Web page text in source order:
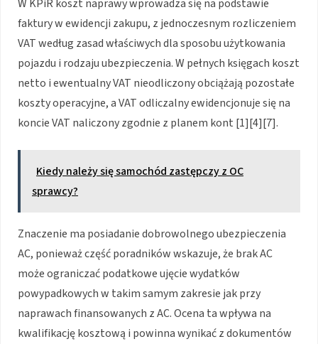
W KPiR koszt naprawy wprowadza się na podstawie
faktury w ewidencji zakupu, z jednoczesnym rozliczeniem
VAT według zasad właściwych dla sposobu użytkowania
pojazdu i rodzaju ubezpieczenia. W pełnych księgach koszt
netto i ewentualny VAT nieodliczony obciążają pozostałe
koszty operacyjne, a VAT odliczalny ewidencjonuje się na
koncie VAT naliczony zgodnie z planem kont [1][4][7].
Kiedy należy się samochód zastępczy z OC
sprawcy?
Znaczenie ma posiadanie dobrowolnego ubezpieczenia
AC, ponieważ część poradników wskazuje, że brak AC
może ograniczać podatkowe ujęcie wydatków
powypadkowych w takim samym zakresie jak przy
naprawach finansowanych z AC. Ocena ta wpływa na
kwalifikację kosztową i powinna wynikać z dokumentów